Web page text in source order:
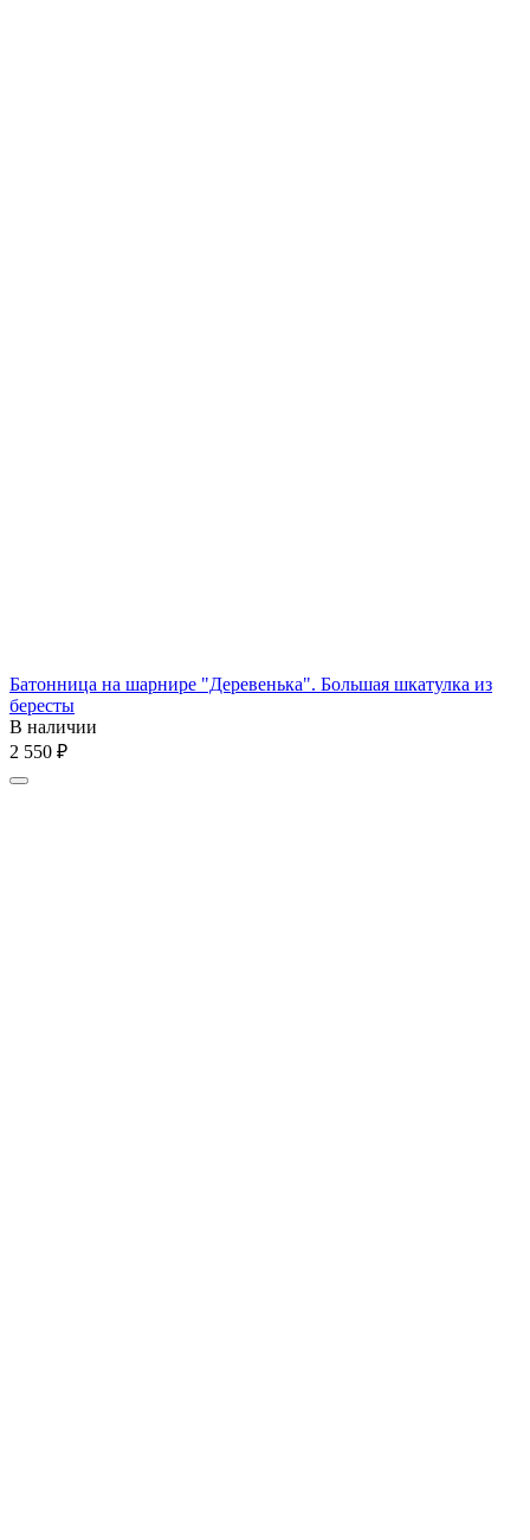
Батонница на шарнире "Деревенька". Большая шкатулка из
бересты
В наличии
2 550 ₽